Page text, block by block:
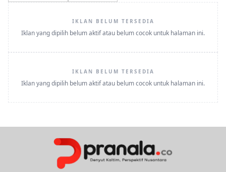
IKLAN BELUM TERSEDIA
Iklan yang dipilih belum aktif atau belum cocok untuk halaman ini.
IKLAN BELUM TERSEDIA
Iklan yang dipilih belum aktif atau belum cocok untuk halaman ini.